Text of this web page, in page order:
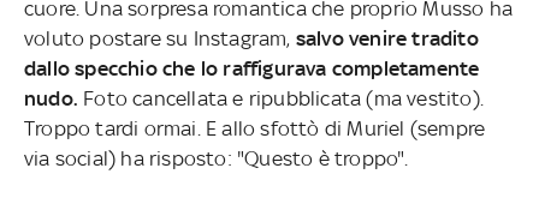
cuore. Una sorpresa romantica che proprio Musso ha
voluto postare su Instagram, salvo venire tradito
dallo specchio che lo raffigurava completamente
nudo. Foto cancellata e ripubblicata (ma vestito).
Troppo tardi ormai. E allo sfottò di Muriel (sempre
via social) ha risposto: "Questo è troppo".